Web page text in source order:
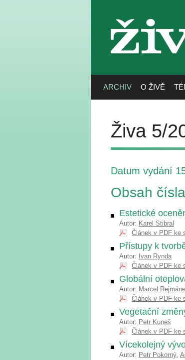
živa
ARCHIV O ŽIVĚ
Živa 5/
Datum vydání
Obsah čísla
Estetické
Autor: Karel Stibral
Článek v PDF ke
Přístupy k
Autor: Ivan Rynda
Článek v PDF ke
Globální
Autor: Marcel
Článek v PDF ke
Vegetační
Autor: Petr Kuneš
Článek v PDF ke
Vícekolejný
Autor: Petr Pokorný,